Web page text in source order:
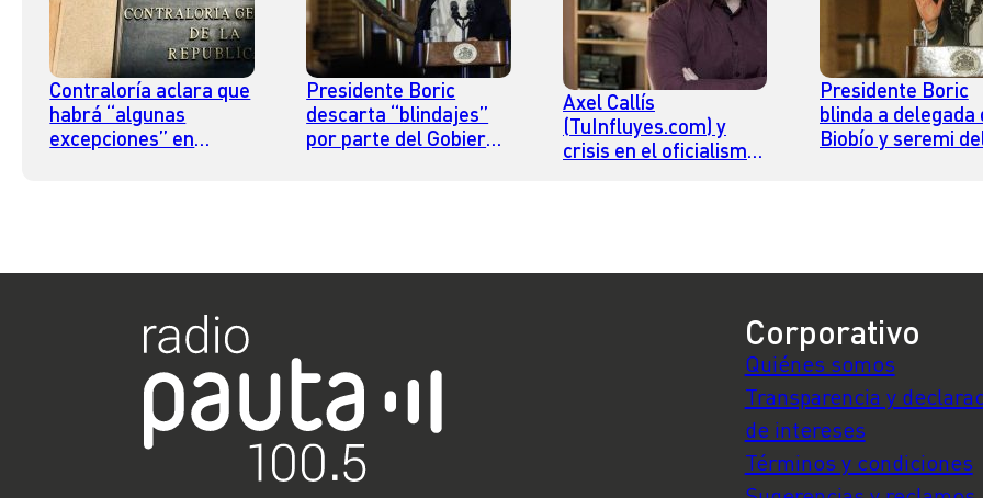
Contraloría aclara que
habrá “algunas
excepciones” en
Presidente Boric
descarta “blindajes”
por parte del Gobierno
Axel Callís
(TuInfluyes.com) y
crisis en el oficialismo:
Presidente Boric
blinda a delegada
Biobío y seremi
Corporativo
Quiénes somos
Transparencia y
de intereses
Términos y condiciones